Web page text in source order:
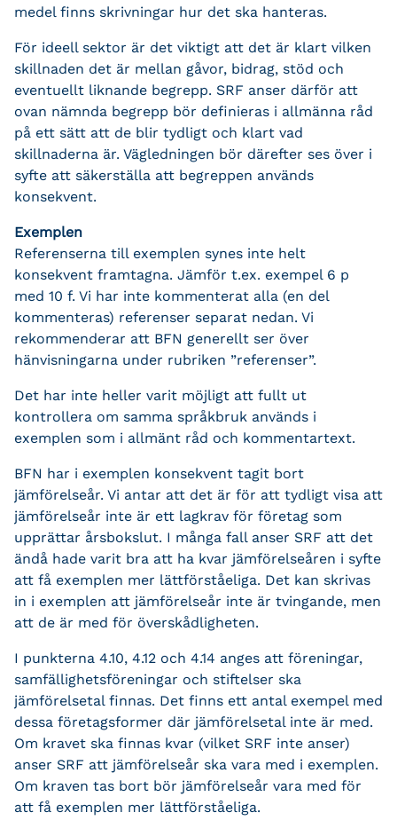
medel finns skrivningar hur det ska hanteras.
För ideell sektor är det viktigt att det är klart vilken
skillnaden det är mellan gåvor, bidrag, stöd och
eventuellt liknande begrepp. SRF anser därför att
ovan nämnda begrepp bör definieras i allmänna råd
på ett sätt att de blir tydligt och klart vad
skillnaderna är. Vägledningen bör därefter ses över i
syfte att säkerställa att begreppen används
konsekvent.
Exemplen
Referenserna till exemplen synes inte helt
konsekvent framtagna. Jämför t.ex. exempel 6 p
med 10 f. Vi har inte kommenterat alla (en del
kommenteras) referenser separat nedan. Vi
rekommenderar att BFN generellt ser över
hänvisningarna under rubriken ”referenser”.
Det har inte heller varit möjligt att fullt ut
kontrollera om samma språkbruk används i
exemplen som i allmänt råd och kommentartext.
BFN har i exemplen konsekvent tagit bort
jämförelseår. Vi antar att det är för att tydligt visa att
jämförelseår inte är ett lagkrav för företag som
upprättar årsbokslut. I många fall anser SRF att det
ändå hade varit bra att ha kvar jämförelseåren i syfte
att få exemplen mer lättförståeliga. Det kan skrivas
in i exemplen att jämförelseår inte är tvingande, men
att de är med för överskådligheten.
I punkterna 4.10, 4.12 och 4.14 anges att föreningar,
samfällighetsföreningar och stiftelser ska
jämförelsetal finnas. Det finns ett antal exempel med
dessa företagsformer där jämförelsetal inte är med.
Om kravet ska finnas kvar (vilket SRF inte anser)
anser SRF att jämförelseår ska vara med i exemplen.
Om kraven tas bort bör jämförelseår vara med för
att få exemplen mer lättförståeliga.